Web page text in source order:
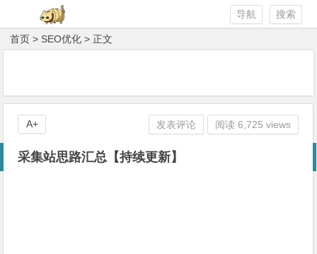
搜索
导航
首页 > SEO优化 > 正文
采集站思路汇总【持续更新】
发表评论 阅读 6,725 views
A+